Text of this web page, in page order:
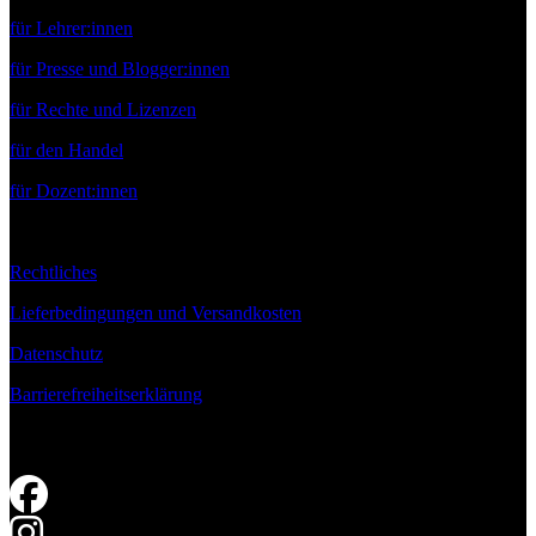
für Lehrer:innen
für Presse und Blogger:innen
für Rechte und Lizenzen
für den Handel
für Dozent:innen
Rechtliches
Lieferbedingungen und Versandkosten
Datenschutz
Barrierefreiheitserklärung